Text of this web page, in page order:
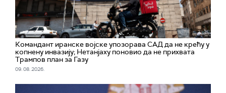
Командант иранске војске упозорава САД да не крећу у
копнену инвазију; Нетанјаху поновио да не прихвата
Трампов план за Газу
09. 08. 2026.